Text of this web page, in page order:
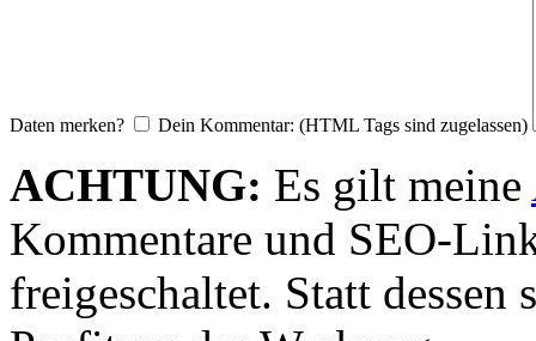
Daten merken? Dein Kommentar: (HTML Tags sind zugelassen)
ACHTUNG: Es gilt meine
Kommentare und SEO-
freigeschaltet. Statt dessen